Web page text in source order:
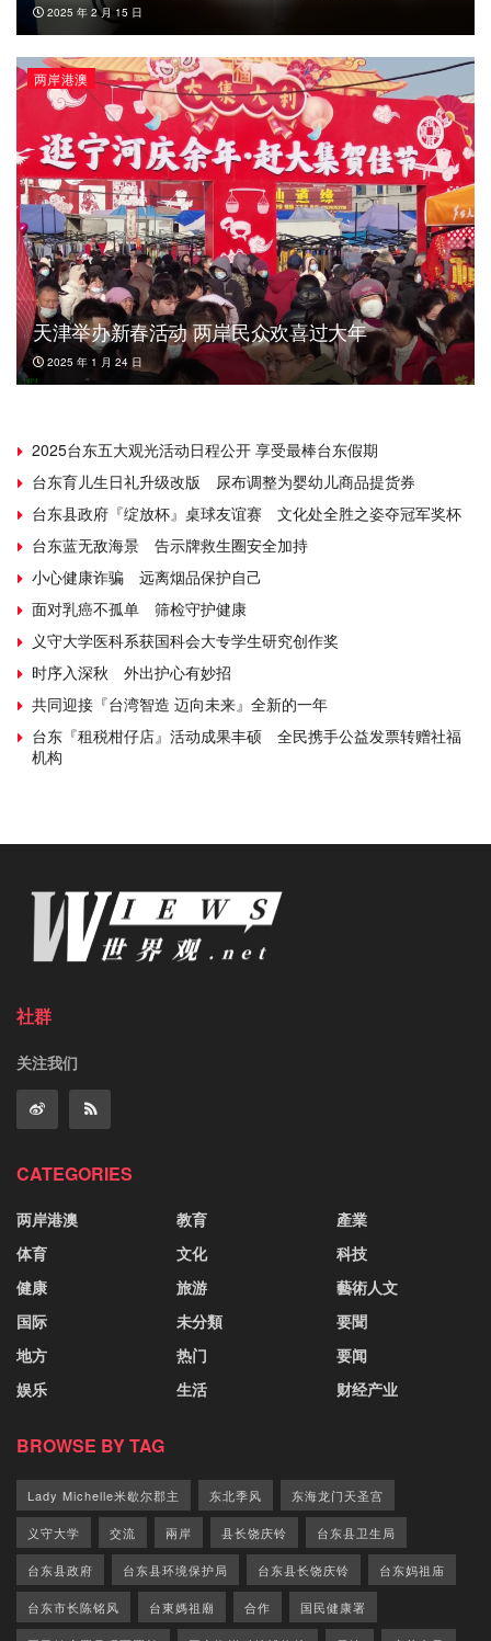
2025 年 2 月 15 日
两岸港澳
天津举办新春活动 两岸民众欢喜过大年
2025 年 1 月 24 日
2025台东五大观光活动日程公开 享受最棒台东假期
台东育儿生日礼升级改版 尿布调整为婴幼儿商品提货券
台东县政府『绽放杯』桌球友谊赛 文化处全胜之姿夺冠军奖杯
台东蓝无敌海景 告示牌救生圈安全加持
小心健康诈骗 远离烟品保护自己
面对乳癌不孤单 筛检守护健康
义守大学医科系获国科会大专学生研究创作奖
时序入深秋 外出护心有妙招
共同迎接『台湾智造 迈向未来』全新的一年
台东『租税柑仔店』活动成果丰硕 全民携手公益发票转赠社福
机构
社群
关注我们
CATEGORIES
两岸港澳
体育
健康
国际
地方
娱乐
教育
文化
旅游
未分類
热门
生活
產業
科技
藝術人文
要聞
要闻
财经产业
BROWSE BY TAG
Lady Michelle米歇尔郡主 东北季风 东海龙门天圣宫
义守大学 交流 兩岸 县长饶庆铃 台东县卫生局
台东县政府 台东县环境保护局 台东县长饶庆铃 台东妈祖庙
台东市长陈铭风 台東媽祖廟 合作 国民健康署